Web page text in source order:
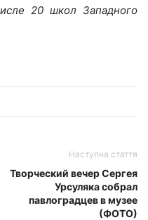
20 школ Западного
Наступна стаття
Творческий вечер Сергея
Урсуляка собрал
павлоградцев в музее
(ФОТО)